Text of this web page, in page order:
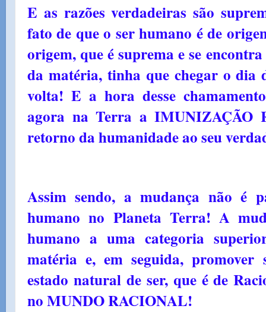
E as razões verdadeiras são
fato de que o ser humano é de
origem, que é suprema e se
da matéria, tinha que chegar o dia
volta! E a hora desse
agora na Terra a IMUNIZAÇÃO
retorno da humanidade ao seu
Assim sendo, a mudança não é
humano no Planeta Terra! A
humano a uma categoria
matéria e, em seguida,
estado natural de ser, que é de
no MUNDO RACIONAL!